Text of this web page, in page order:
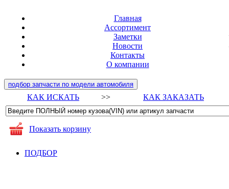
Главная
Ассортимент
Заметки
Новости
Контакты
О компании
подбор запчасти по модели автомобиля
КАК ИСКАТЬ >> КАК ЗАКАЗАТЬ
Показать корзину
ПОДБОР